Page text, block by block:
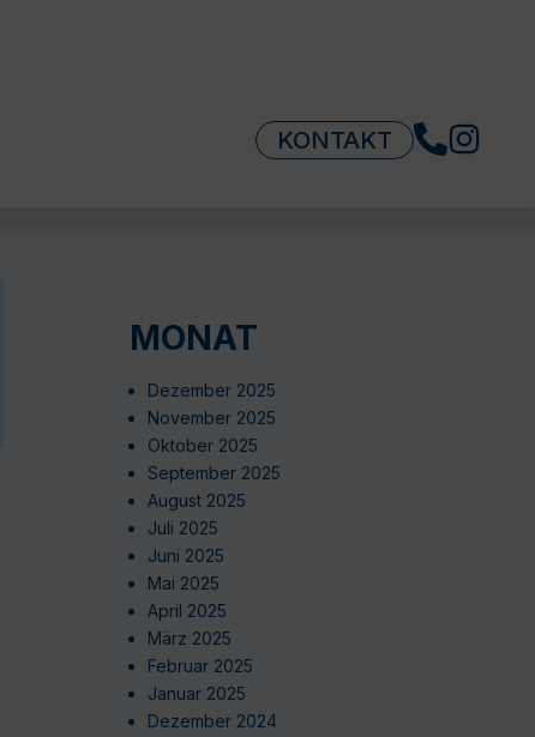
KONTAKT
MONAT
Dezember 2025
November 2025
Oktober 2025
September 2025
August 2025
Juli 2025
Juni 2025
Mai 2025
April 2025
März 2025
Februar 2025
Januar 2025
Dezember 2024